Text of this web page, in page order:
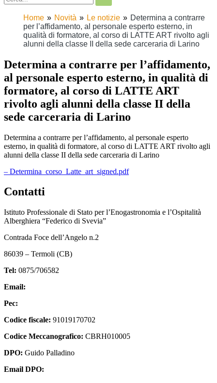
Home Novità Le notizie
Determina a contrarre
per l’affidamento, al personale esperto esterno, in
qualità di formatore, al corso di LATTE ART rivolto agli
alunni della classe II della sede carceraria di Larino
Determina a contrarre per l’affidamento,
al personale esperto esterno, in qualità di
formatore, al corso di LATTE ART
rivolto agli alunni della classe II della
sede carceraria di Larino
Determina a contrarre per l’affidamento, al personale esperto
esterno, in qualità di formatore, al corso di LATTE ART rivolto agli
alunni della classe II della sede carceraria di Larino
– Determina_corso_Latte_art_signed.pdf
Contatti
Istituto Professionale di Stato per l’Enogastronomia e l’Ospitalità
Alberghiera “Federico di Svevia”
Contrada Foce dell’Angelo n.2
86039 – Termoli (CB)
Tel: 0875/706582
Email:
Pec:
Codice fiscale: 91019170702
Codice Meccanografico: CBRH010005
DPO: Guido Palladino
Email DPO: